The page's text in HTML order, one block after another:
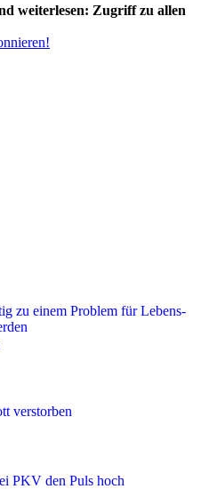
weiterlesen: Zugriff zu allen